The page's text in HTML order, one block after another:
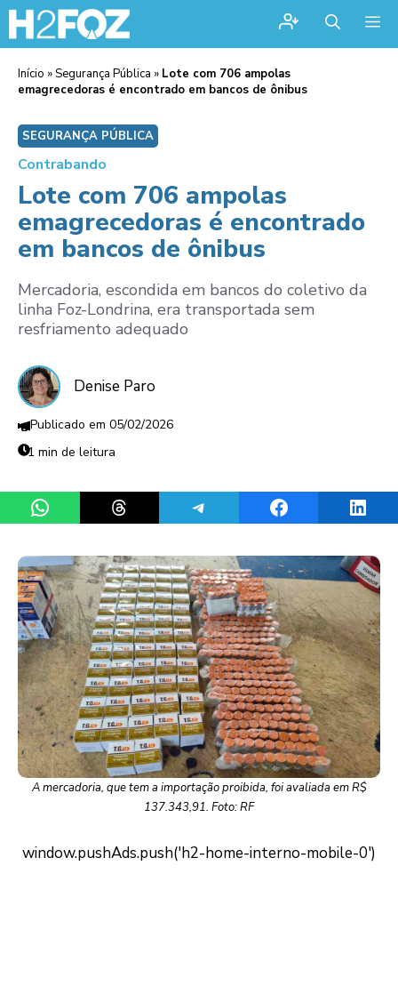
Início »Segurança Pública » Lote com 706 ampolas
emagrecedoras é encontrado em bancos de ônibus
SEGURANÇA PÚBLICA
Contrabando
Lote com 706 ampolas
emagrecedoras é encontrado
em bancos de ônibus
Mercadoria, escondida em bancos do coletivo da
linha Foz-Londrina, era transportada sem
resfriamento adequado
Denise Paro
05/02/2026
1 min de leitura
Share on WhatsAppShare on ThreadsShare on TelegramShare on Facebook
A mercadoria, que tem a importação proibida, foi avaliada em R$
137.343,91. Foto: RF